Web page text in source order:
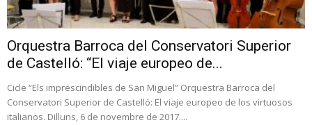
Orquestra Barroca del Conservatori Superior
de Castelló: “El viaje europeo de...
Cicle “Els imprescindibles de San Miguel” Orquestra Barroca del
Conservatori Superior de Castelló: El viaje europeo de los virtuosos
italianos. Dilluns, 6 de novembre de 2017....